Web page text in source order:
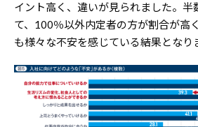
イント高く、違いが見られました。半
て、100％以外内定者の方が割合が高
も様々な不安を感じている結果となり